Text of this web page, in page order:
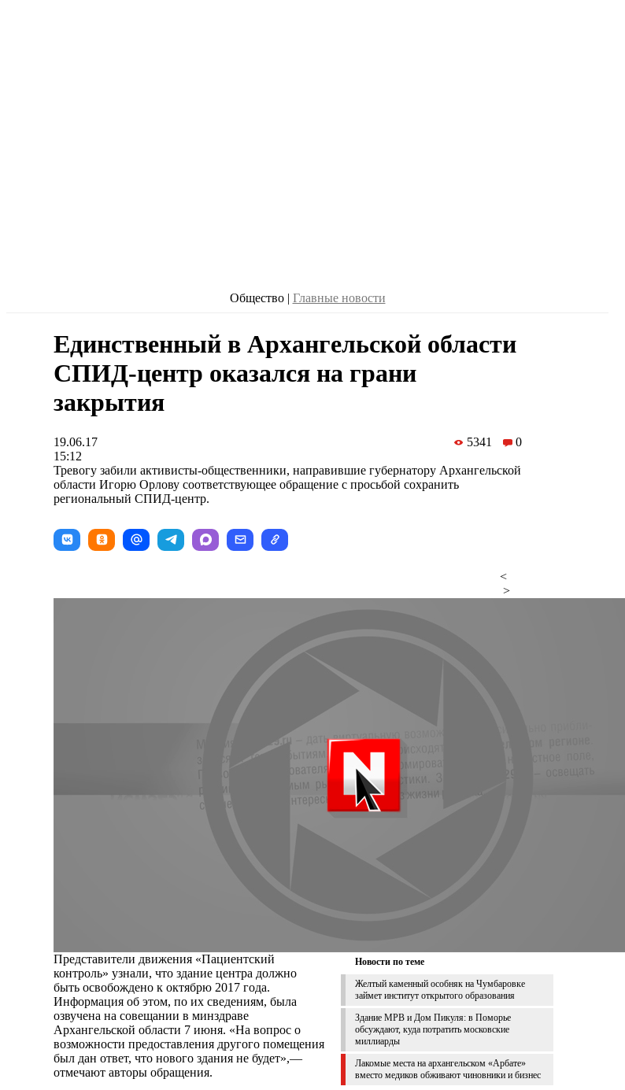
Общество | Главные новости
Единственный в Архангельской области
СПИД-центр оказался на грани
закрытия
19.06.17
15:12
5341 0
Тревогу забили активисты-общественники, направившие губернатору Архангельской
области Игорю Орлову соответствующее обращение с просьбой сохранить
региональный СПИД-центр.
<
>
Новости по теме
Желтый каменный особняк на Чумбаровке
займет институт открытого образования
Здание МРВ и Дом Пикуля: в Поморье
обсуждают, куда потратить московские
миллиарды
Лакомые места на архангельском «Арбате»
вместо медиков обживают чиновники и бизнес
Представители движения «Пациентский
контроль» узнали, что здание центра должно
быть освобождено к октябрю 2017 года.
Информация об этом, по их сведениям, была
озвучена на совещании в минздраве
Архангельской области 7 июня. «На вопрос о
возможности предоставления другого помещения
был дан ответ, что нового здания не будет»,—
отмечают авторы обращения.